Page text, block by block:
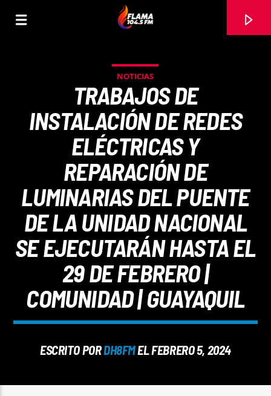
CANCIÓN ACTUAL
TÍTULO
Señal FM
NOTICIAS
TRABAJOS DE
INSTALACIÓN DE REDES
ELÉCTRICAS Y
REPARACIÓN DE
LUMINARIAS DEL PUENTE
DE LA UNIDAD NACIONAL
SE EJECUTARÁN HASTA EL
29 DE FEBRERO |
COMUNIDAD | GUAYAQUIL
ESCRITO PORDH8FMEL FEBRERO 5, 2024